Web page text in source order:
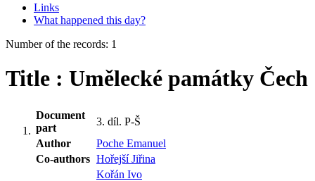
Links
What happened this day?
Number of the records: 1
Title : Umělecké památky Čech
Document
part
3. díl. P-Š
Author
Poche Emanuel
Co-authors Hořejší Jiřina
Kořán Ivo